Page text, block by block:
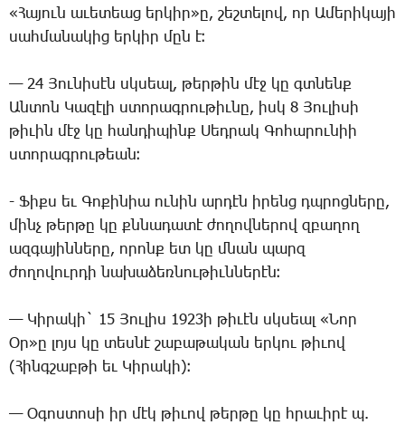
«­Հա­յուն ա­ւե­տեաց եր­կիր»ը, շեշ­տե­լով, որ Ա­մե­րի­կա­յի
սահ­մա­նա­կից եր­կիր մըն է։
— 24 ­Յու­նի­սէն սկսեալ, թեր­թին մէջ կը գտնենք
Ան­տոն ­Կա­զէ­լի ստո­րագ­րու­թիւ­նը, իսկ 8 ­Յու­լի­սի
թի­ւին մէջ կը հան­դի­պինք ­Սեդ­րակ ­Գո­հա­րու­նիի
ստո­րագրու­թեան։
­- Ֆիքս եւ ­Գո­քի­նիա ու­նին ար­դէն ի­րենց դպրոց­նե­րը,
մինչ թեր­թը կը քննա­դա­տէ ժո­ղով­նե­րով զբա­ղող
ազ­գա­յին­նե­րը, ո­րոնք ետ կը մնան պարզ
ժո­ղո­վուր­դի նա­խա­ձեռ­նու­թիւն­նե­րէն։
— ­Կի­րա­կի` 15 ­Յու­լիս 1923ի թի­ւէն սկսեալ «­Նոր
Օր»ը լոյս կը տես­նէ շա­բա­թա­կան եր­կու թի­ւով
(­Հինգ­շաբ­թի եւ ­Կի­րա­կի)։
— Օ­գոս­տո­սի իր մէկ թի­ւով թեր­թը կը հրա­ւի­րէ պ.